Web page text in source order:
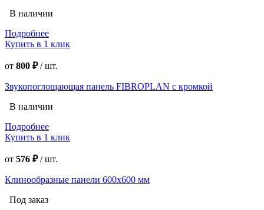
В наличии
Подробнее
Купить в 1 клик
от 800 ₽/шт.
Звукопоглощающая панель FIBROPLAN с кромкой
В наличии
Подробнее
Купить в 1 клик
от 576 ₽/шт.
Клинообразные панели 600х600 мм
Под заказ